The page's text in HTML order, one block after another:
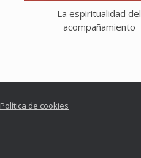
La espiritualidad del
acompañamiento
Política de cookies